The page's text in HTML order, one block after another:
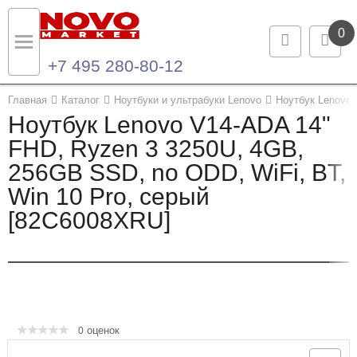
0
+7 495 280-80-12
Главная Каталог Ноутбуки и ультрабуки Lenovo Ноутбук
Ноутбук Lenovo V14-ADA 14"
FHD, Ryzen 3 3250U, 4GB,
256GB SSD, no ODD, WiFi, BT,
Win 10 Pro, серый
[82C6008XRU]
0 оценок
Назад
Каталог продукции
Ноутбуки и ультрабуки
Компьютеры
Назад
Контакты
Контактная информация